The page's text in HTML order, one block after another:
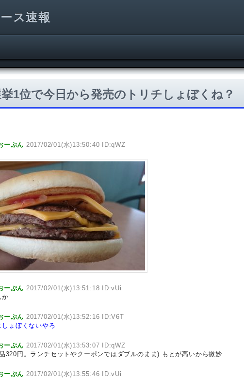
ス速報
1位で今日から発売のトリチしょぼくね？
ーぷん 2017/02/01(水)13:50:40 ID:qWZ
ーぷん 2017/02/01(水)13:51:18 ID:vUi
か
ーぷん 2017/02/01(水)13:52:16 ID:V6T
ょぼくないやろ
ーぷん 2017/02/01(水)13:53:07 ID:qWZ
320円。ランチセットやクーポンではダブルのまま) もとが高いから微妙
ーぷん 2017/02/01(水)13:55:46 ID:vUi